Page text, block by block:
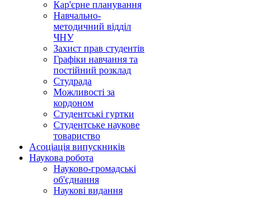
Кар'єрне планування
Навчально-
методичний відділ
ЧНУ
Захист прав студентів
Графіки навчання та
постійний розклад
Студрада
Можливості за
кордоном
Студентські гуртки
Студентське наукове
товариство
Асоціація випускників
Наукова робота
Науково-громадські
об'єднання
Наукові видання